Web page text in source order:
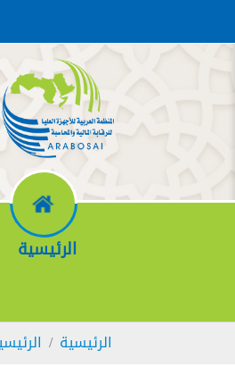
الرئيسية
You are here:
الرئيسية